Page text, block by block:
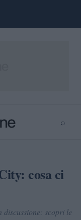
⌕
cosa ci
scopri le